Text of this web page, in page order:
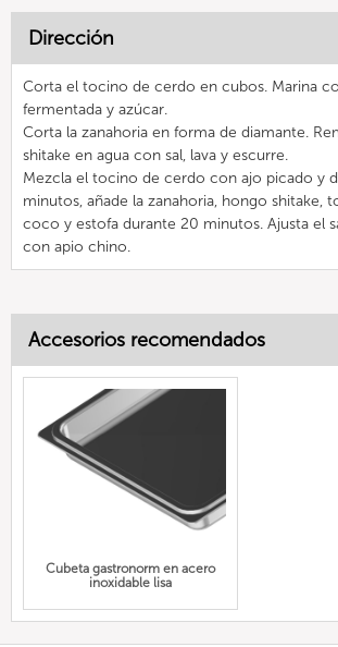
Dirección
Corta el tocino de cerdo en cubos. Marina
fermentada y azúcar.
Corta la zanahoria en forma de diamante.
shitake en agua con sal, lava y escurre.
Mezcla el tocino de cerdo con ajo picado y
minutos, añade la zanahoria, hongo shitake,
coco y estofa durante 20 minutos. Ajusta el
con apio chino.
Accesorios recomendados
Cubeta gastronorm en acero
inoxidable lisa